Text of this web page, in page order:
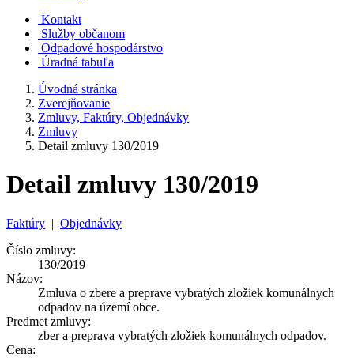
Kontakt
Služby občanom
Odpadové hospodárstvo
Úradná tabuľa
Úvodná stránka
Zverejňovanie
Zmluvy, Faktúry, Objednávky
Zmluvy
Detail zmluvy 130/2019
Detail zmluvy 130/2019
Faktúry | Objednávky
Číslo zmluvy:
130/2019
Názov:
Zmluva o zbere a preprave vybratých zložiek komunálnych
odpadov na území obce.
Predmet zmluvy:
zber a preprava vybratých zložiek komunálnych odpadov.
Cena: